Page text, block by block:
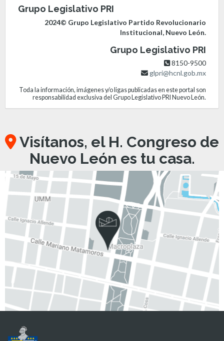
Grupo Legislativo PRI
2024© Grupo Legislativo Partido Revolucionario
Institucional, Nuevo León.
Grupo Legislativo PRI
8150-9500
glpri@hcnl.gob.mx
Toda la información, imágenes y/o ligas publicadas en este portal son
responsabilidad exclusiva del Grupo Legislativo PRI Nuevo León.
Visítanos, el H. Congreso de
Nuevo León es tu casa.